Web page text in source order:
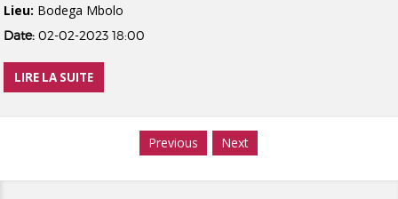
Lieu: Bodega Mbolo
Date: 02-02-2023 18:00
LIRE LA SUITE
Previous Next